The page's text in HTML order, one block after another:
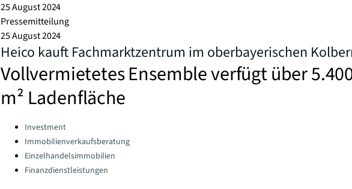
25 August 2024
Pressemitteilung
25 August 2024
Heico kauft Fachmarktzentrum im oberbayerischen
Vollvermietetes Ensemble verfügt über
m² Ladenfläche
Categories:Investment
Immobilienverkaufsberatung
Einzelhandelsimmobilien
Finanzdienstleistungen